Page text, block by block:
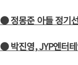
● 정몽준 아들 정기
● 박진영, JYP엔터